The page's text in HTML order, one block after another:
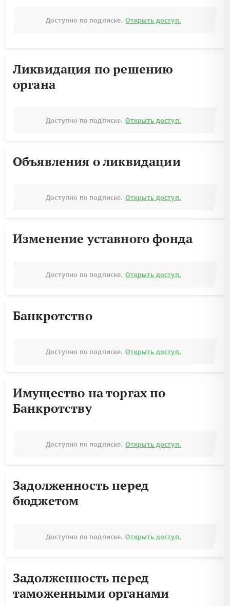
Доступно по подписке. Открыть доступ.
Ликвидация по решению
органа
Доступно по подписке. Открыть доступ.
Объявления о ликвидации
Доступно по подписке. Открыть доступ.
Изменение уставного фонда
Доступно по подписке. Открыть доступ.
Банкротство
Доступно по подписке. Открыть доступ.
Имущество на торгах по
Банкротству
Доступно по подписке. Открыть доступ.
Задолженность перед
бюджетом
Доступно по подписке. Открыть доступ.
Задолженность перед
таможенными органами